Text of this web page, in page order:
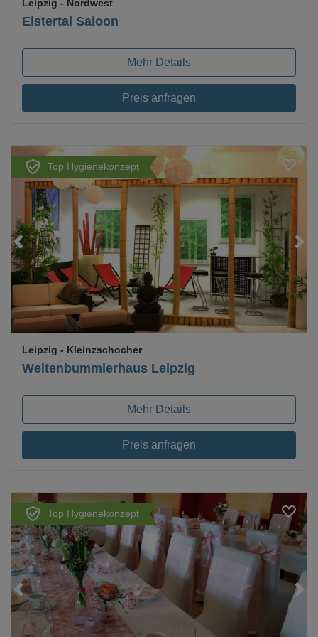
Elstertal Saloon
Leipzig - Nordwest
Mehr Details
Preis anfragen
Top Hygienekonzept
Weltenbummlerhaus Leipzig
Leipzig - Kleinzschocher
Mehr Details
Preis anfragen
Top Hygienekonzept